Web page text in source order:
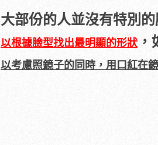
大部份的人並沒有特別
以根據臉型找出最明顯的形狀
以考慮照鏡子的同時，用口紅在